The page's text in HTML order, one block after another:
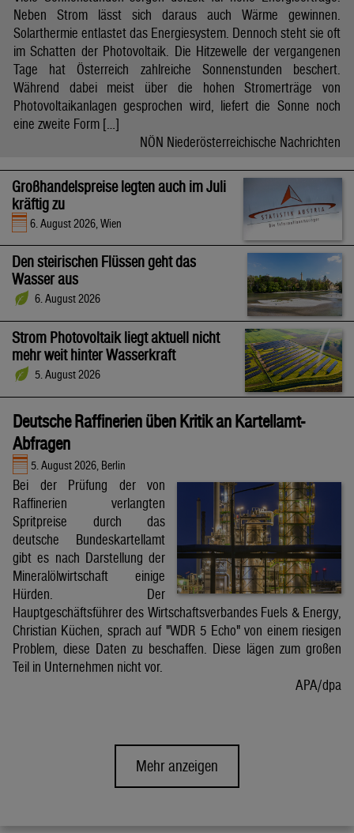
Neben Strom lässt sich daraus auch Wärme gewinnen.
Solarthermie entlastet das Energiesystem. Dennoch steht sie oft
im Schatten der Photovoltaik. Die Hitzewelle der vergangenen
Tage hat Österreich zahlreiche Sonnenstunden beschert.
Während dabei meist über die hohen Stromerträge von
Photovoltaikanlagen gesprochen wird, liefert die Sonne noch
eine zweite Form […]
NÖN Niederösterreichische Nachrichten
Großhandelspreise legten auch im Juli
kräftig zu
6. August 2026, Wien
Den steirischen Flüssen geht das
Wasser aus
6. August 2026
Strom Photovoltaik liegt aktuell nicht
mehr weit hinter Wasserkraft
5. August 2026
Deutsche Raffinerien üben Kritik an Kartellamt-
Abfragen
5. August 2026, Berlin
Bei der Prüfung der von
Raffinerien verlangten
Spritpreise durch das
deutsche Bundeskartellamt
gibt es nach Darstellung der
Mineralölwirtschaft einige
Hürden. Der
Hauptgeschäftsführer des Wirtschaftsverbandes Fuels & Energy,
Christian Küchen, sprach auf "WDR 5 Echo" von einem riesigen
Problem, diese Daten zu beschaffen. Diese lägen zum großen
Teil in Unternehmen nicht vor.
APA/dpa
Mehr anzeigen